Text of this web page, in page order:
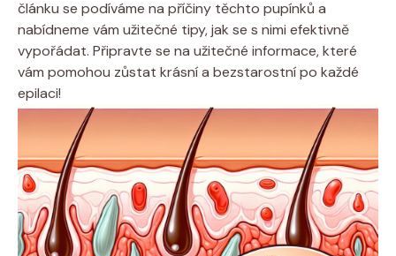
článku se podíváme​ na příčiny těchto pupínků a⁤
nabídneme vám ​užitečné tipy, jak se‌ s nimi efektivně
⁣vypořádat. ⁣Připravte se na užitečné ⁢informace, ‍které
⁤vám pomohou ​zůstat krásní a bezstarostní po každé
epilaci!